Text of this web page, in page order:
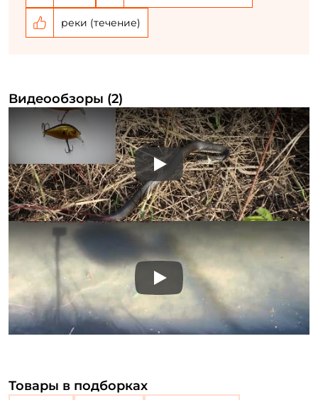
реки (течение)
Видеообзоры (2)
Play
Play
Товары в подборках